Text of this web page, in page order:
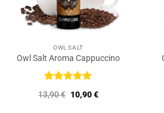
OWL SALT
Owl Salt Aroma Cappuccino
Bewertet
mit 5 von
13,90€ Ursprünglicher
Preis
10,90€Aktueller